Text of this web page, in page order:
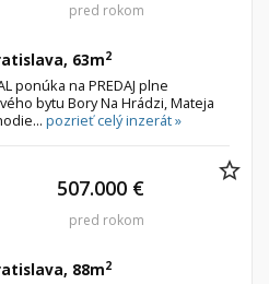
63m2
ponúka na PREDAJ plne
bytu Bory Na Hrádzi, Mateja
pozrieť celý inzerát »
pred rokom
88m2
507.000 €
pred rokom